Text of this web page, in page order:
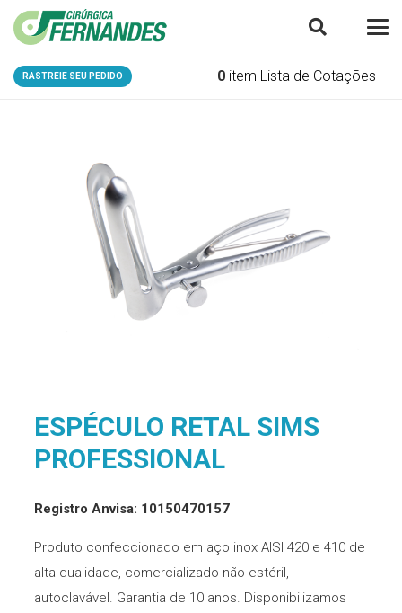
RASTREIE SEU PEDIDO 0 item Lista de Cotações
ESPÉCULO RETAL SIMS
PROFESSIONAL
Registro Anvisa: 10150470157
Produto confeccionado em aço inox AISI 420 e 410 de
alta qualidade, comercializado não estéril,
autoclavável. Garantia de 10 anos. Disponibilizamos